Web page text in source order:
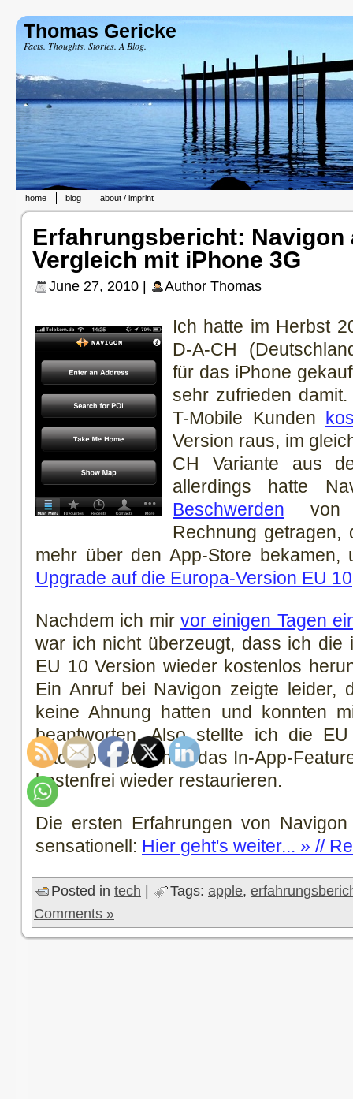
Thomas Gericke
Facts. Thoughts. Stories. A Blog.
home blog about / imprint
Erfahrungsbericht: Navigon
Vergleich mit iPhone 3G
June 27, 2010 | Author Thomas
Ich hatte im Herbst
D-A-CH
für das iPhone
sehr zufrieden
T-Mobile Kunden
Version raus, im
CH Variante aus
allerdings hatte
Beschwerden von
Rechnung getragen,
mehr über den App-Store
Upgrade auf die Europa-Version EU 10
Nachdem ich mir vor einigen Tagen
war ich nicht überzeugt, dass ich die
EU 10 Version wieder kostenlos
Ein Anruf bei Navigon zeigte leider,
keine Ahnung hatten und konnten
beantworten. Also stellte ich die
Backup wieder her, das In-App-
kostenfrei wieder restaurieren.
Die ersten Erfahrungen von
sensationell: Hier geht's weiter... » //
Posted in tech Tags: apple,
Comments »